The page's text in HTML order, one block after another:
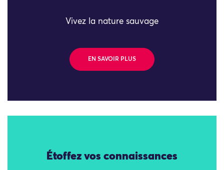
Vivez la nature sauvage
EN SAVOIR PLUS
Étoffez vos connaissances